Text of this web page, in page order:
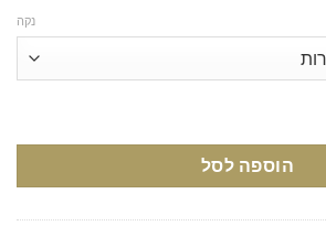
נקה
הוספה לסל